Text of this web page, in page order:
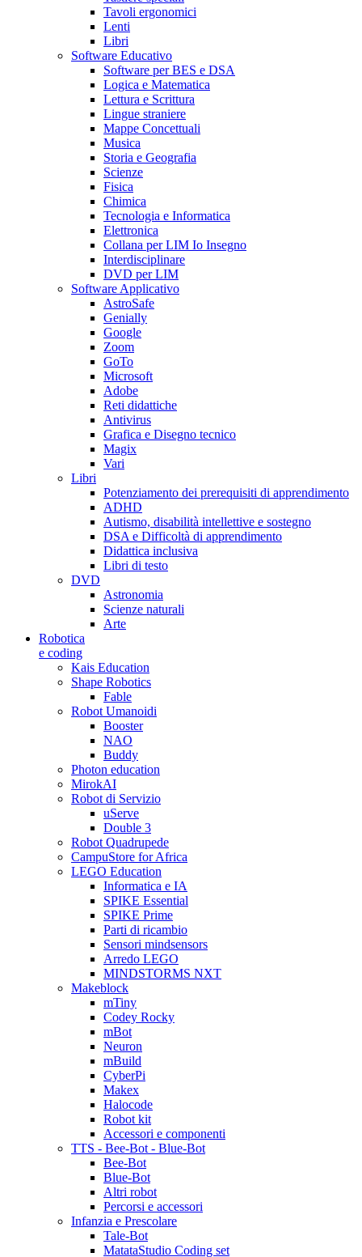
Tavoli ergonomici
Lenti
Libri
Software Educativo
Software per BES e DSA
Logica e Matematica
Lettura e Scrittura
Lingue straniere
Mappe Concettuali
Musica
Storia e Geografia
Scienze
Fisica
Chimica
Tecnologia e Informatica
Elettronica
Collana per LIM Io Insegno
Interdisciplinare
DVD per LIM
Software Applicativo
AstroSafe
Genially
Google
Zoom
GoTo
Microsoft
Adobe
Reti didattiche
Antivirus
Grafica e Disegno tecnico
Magix
Vari
Libri
Potenziamento dei prerequisiti di apprendimento
ADHD
Autismo, disabilità intellettive e sostegno
DSA e Difficoltà di apprendimento
Didattica inclusiva
Libri di testo
DVD
Astronomia
Scienze naturali
Arte
Robotica
e coding
Kais Education
Shape Robotics
Fable
Robot Umanoidi
Booster
NAO
Buddy
Photon education
MirokAI
Robot di Servizio
uServe
Double 3
Robot Quadrupede
CampuStore for Africa
LEGO Education
Informatica e IA
SPIKE Essential
SPIKE Prime
Parti di ricambio
Sensori mindsensors
Arredo LEGO
MINDSTORMS NXT
Makeblock
mTiny
Codey Rocky
mBot
Neuron
mBuild
CyberPi
Makex
Halocode
Robot kit
Accessori e componenti
TTS - Bee-Bot - Blue-Bot
Bee-Bot
Blue-Bot
Altri robot
Percorsi e accessori
Infanzia e Prescolare
Tale-Bot
MatataStudio Coding set